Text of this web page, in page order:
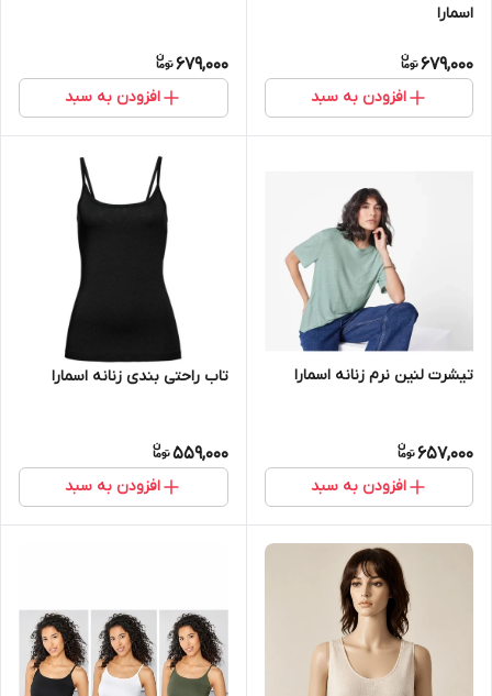
اسمارا
679,000
افزودن به سبد
679,000
افزودن به سبد
تیشرت لنین نرم زنانه اسمارا
657,000
افزودن به سبد
تاب راحتی بندی زنانه اسمارا
559,000
افزودن به سبد